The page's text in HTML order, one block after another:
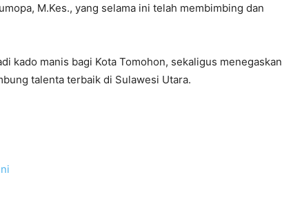
M.Kes., yang selama ini telah membimbing dan
kado manis bagi Kota Tomohon, sekaligus menegaskan
talenta terbaik di Sulawesi Utara.